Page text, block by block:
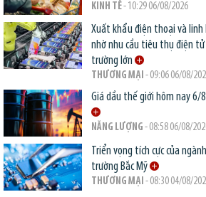
KINH TẾ- 10:29 06/08/2026
Xuất khẩu điện thoại và
nhờ nhu cầu tiêu thụ điện
trường lớn
THƯƠNG MẠI - 09:06 06/08/
Giá dầu thế giới hôm nay 6/
NĂNG LƯỢNG - 08:58 06/08/
Triển vọng tích cực của
trường Bắc Mỹ
THƯƠNG MẠI - 08:30 04/08/